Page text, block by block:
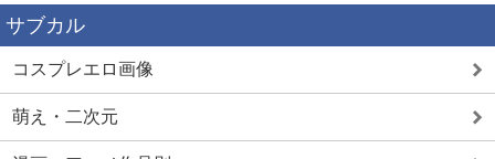
サブカル
コスプレエロ画像
萌え・二次元